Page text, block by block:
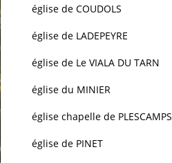
église de COUDOLS
église de LADEPEYRE
église de Le VIALA DU TARN
église du MINIER
église chapelle de PLESCAMPS
église de PINET